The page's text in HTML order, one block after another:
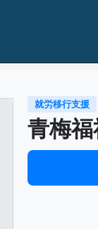
就労移行支援
青梅